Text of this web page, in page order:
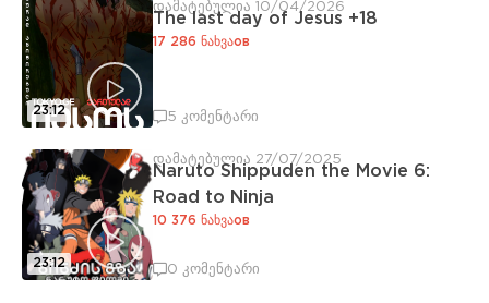
23:12
დამატებულია 10/04/2026
The last day of Jesus +18
17 286 ნახვაов
5 კომენტარი
23:12
დამატებულია 27/07/2025
Naruto Shippuden the Movie 6:
Road to Ninja
10 376 ნახვაов
0 კომენტარი